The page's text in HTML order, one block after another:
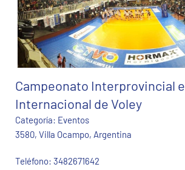
Campeonato Interprovincial e
Internacional de Voley
Categoría: Eventos
3580, Villa Ocampo, Argentina
Teléfono: 3482671642